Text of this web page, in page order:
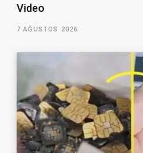
Video
7 AĞUSTOS 2026